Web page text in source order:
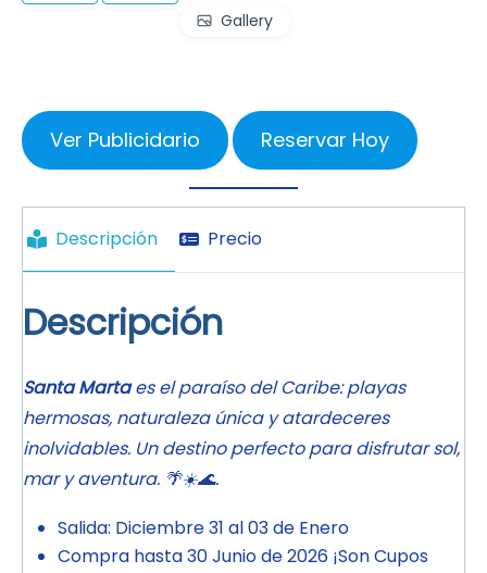
Gallery
Ver Publicidario Reservar Hoy
Descripción Precio
Descripción
Santa Martaes el paraíso del Caribe: playas
hermosas, naturaleza única y atardeceres
inolvidables. Un destino perfecto para disfrutar sol,
mar y aventura. 🌴☀️🌊.
Salida: Diciembre 31 al 03 de Enero
Compra hasta 30 Junio de 2026 ¡Son Cupos